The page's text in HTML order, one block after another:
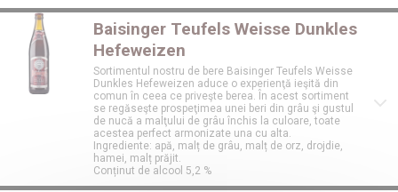
Baisinger Teufels Weisse Dunkles
Hefeweizen
Sortimentul nostru de bere Baisinger Teufels Weisse
Dunkles Hefeweizen aduce o experienţă ieşită din
comun în ceea ce priveşte berea. În acest sortiment
se regăseşte prospeţimea unei beri din grâu şi gustul
de nucă a malţului de grâu închis la culoare, toate
acestea perfect armonizate una cu alta.
Ingrediente: apă, malț de grâu, malț de orz, drojdie,
hamei, malț prăjit.
Conținut de alcool 5,2 %